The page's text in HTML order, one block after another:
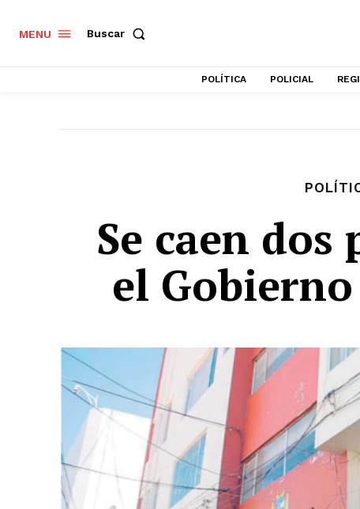
MENU Buscar
POLÍTICA POLICIAL
Se caen dos
el